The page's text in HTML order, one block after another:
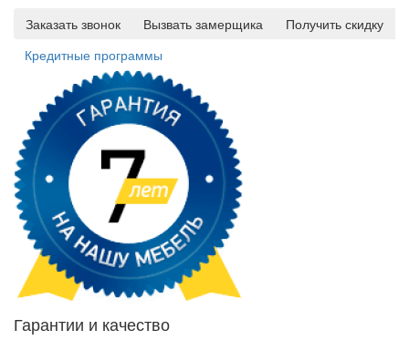
Заказать звонок
Вызвать замерщика
Получить скидку
Кредитные программы
Гарантии и качество